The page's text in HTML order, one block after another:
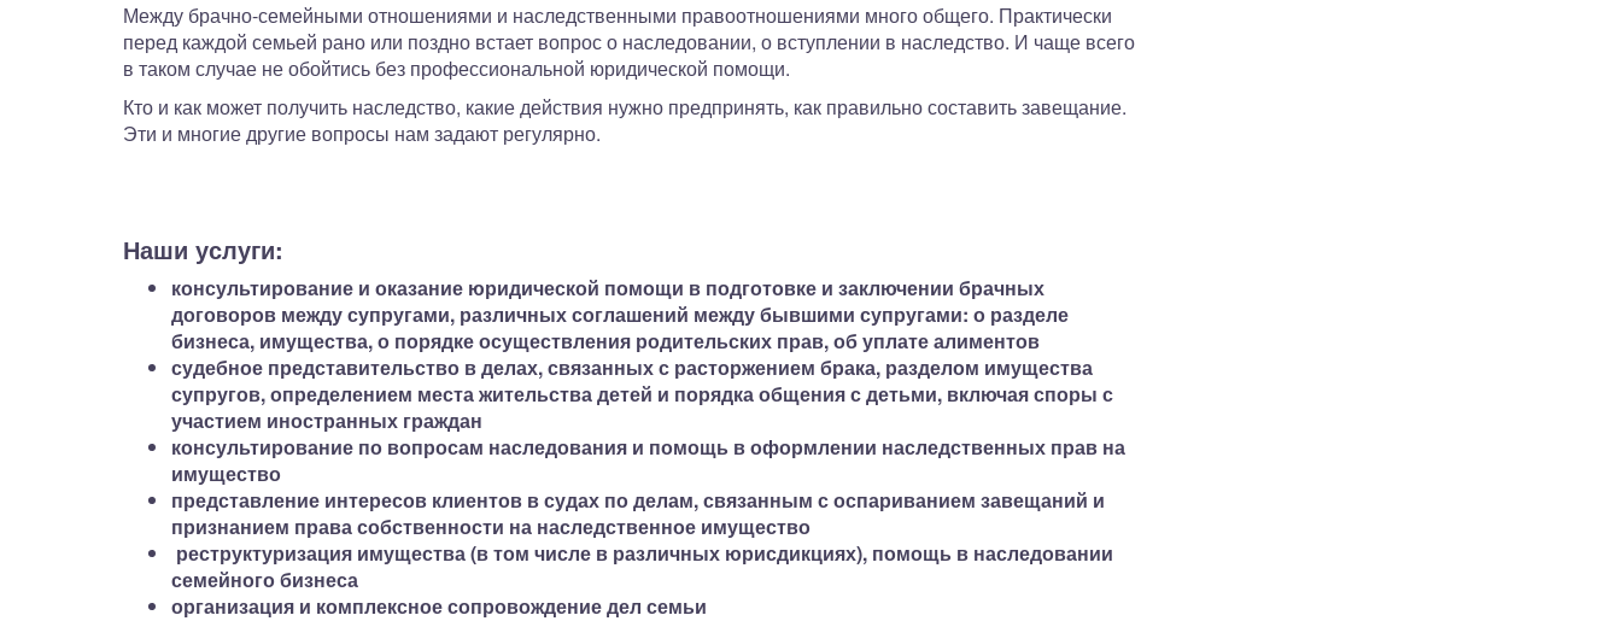
Между брачно-семейными отношениями и наследственными правоотношениями много общего. Практически
перед каждой семьей рано или поздно встает вопрос о наследовании, о вступлении в наследство. И чаще всего
в таком случае не обойтись без профессиональной юридической помощи.
Кто и как может получить наследство, какие действия нужно предпринять, как правильно составить завещание.
Эти и многие другие вопросы нам задают регулярно.
Наши услуги:
консультирование и оказание юридической помощи в подготовке и заключении брачных
договоров между супругами, различных соглашений между бывшими супругами: о разделе
бизнеса, имущества, о порядке осуществления родительских прав, об уплате алиментов
судебное представительство в делах, связанных с расторжением брака, разделом имущества
супругов, определением места жительства детей и порядка общения с детьми, включая споры с
участием иностранных граждан
консультирование по вопросам наследования и помощь в оформлении наследственных прав на
имущество
представление интересов клиентов в судах по делам, связанным с оспариванием завещаний и
признанием права собственности на наследственное имущество
реструктуризация имущества (в том числе в различных юрисдикциях), помощь в наследовании
семейного бизнеса
организация и комплексное сопровождение дел семьи